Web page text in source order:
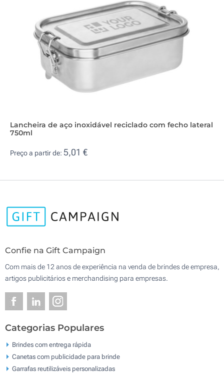
Lancheira de aço inoxidável reciclado com fecho lateral
750ml
Preço a partir de: 5,01 €
Confie na Gift Campaign
Com mais de 12 anos de experiência na venda de brindes de empresa,
artigos publicitários e merchandising para empresas.
Categorias Populares
Brindes com entrega rápida
Canetas com publicidade para brinde
Garrafas reutilizáveis personalizadas